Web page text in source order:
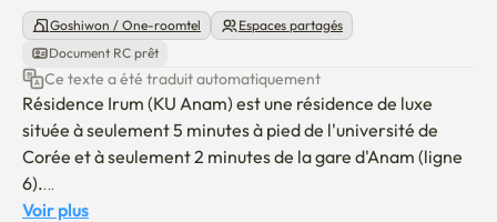
Goshiwon / One-roomtel
Espaces partagés
Document RC prêt
Ce texte a été traduit automatiquement
Résidence Irum (KU Anam) est une résidence de luxe
située à seulement 5 minutes à pied de l'université de
Corée et à seulement 2 minutes de la gare d'Anam (ligne
6).
Situé sur une rue principale tranquille dans un quartier
Voir plus